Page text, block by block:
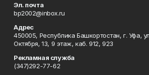
Эл. почта
bp2002@inbox.ru
Адрес
450005, Республика Башкортостан, г. Уфа,
Октября, 13, 9 этаж, каб. 912, 923
Рекламная служба
(347)292-77-62